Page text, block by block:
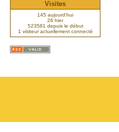
Visites
145 aujourd’hui
26 hier
523581 depuis le début
1 visiteur actuellement connecté